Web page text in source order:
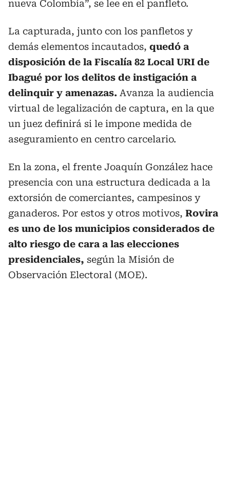
nueva Colombia”, se lee en el panfleto.
La capturada, junto con los panfletos y
demás elementos incautados, quedó a
disposición de la Fiscalía 82 Local URI de
Ibagué por los delitos de instigación a
delinquir y amenazas. Avanza la audiencia
virtual de legalización de captura, en la que
un juez definirá si le impone medida de
aseguramiento en centro carcelario.
En la zona, el frente Joaquín González hace
presencia con una estructura dedicada a la
extorsión de comerciantes, campesinos y
ganaderos. Por estos y otros motivos, Rovira
es uno de los municipios considerados de
alto riesgo de cara a las elecciones
presidenciales, según la Misión de
Observación Electoral (MOE).